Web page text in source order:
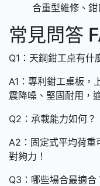
合重型維修、鉗
常見問答
Q1：天鋼鉗工桌有什
A1：專利鉗工桌板，
震降噪、堅固耐用，
Q2：承載能力如何？
A2：固定式平均荷
對夠力！
Q3：哪些場合最適合